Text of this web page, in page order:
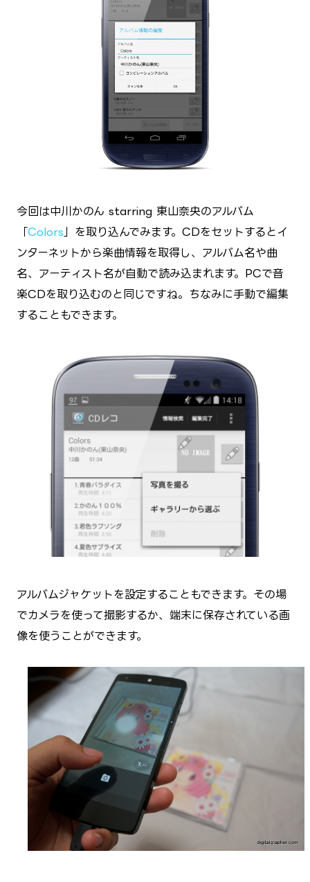
今回は中川かのん starring 東山奈央のアルバム
「Colors 」を取り込んでみます。CDをセットするとイ
ンターネットから楽曲情報を取得し、アルバム名や曲
名、アーティスト名が自動で読み込まれます。PCで音
楽CDを取り込むのと同じですね。ちなみに手動で編集
することもできます。
アルバムジャケットを設定することもできます。その場
でカメラを使って撮影するか、端末に保存されている画
像を使うことができます。